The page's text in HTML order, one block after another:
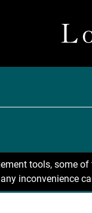
tools, some
inconvenience